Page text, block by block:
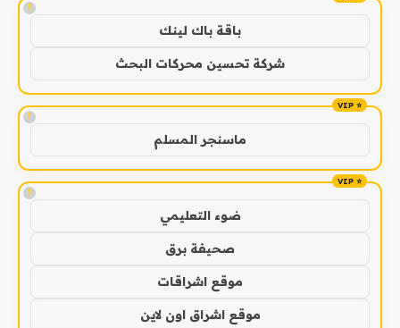
!
باقة باك لينك
شركة تحسين محركات البحث
!
ماسنجر المسلم
!
ضوء التعليمي
صحيفة برق
موقع اشراقات
موقع اشراق اون لاين